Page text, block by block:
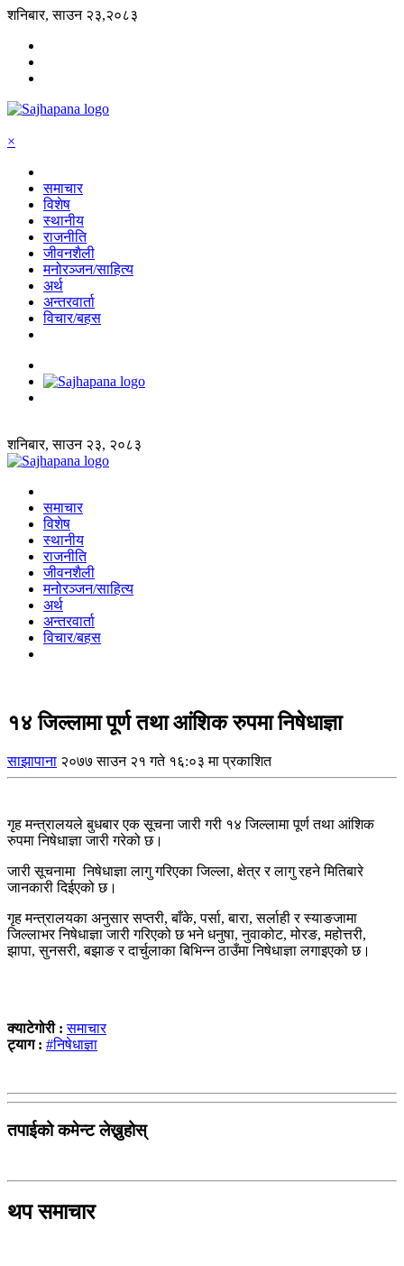
शनिबार, साउन २३,२०८३
×
समाचार
विशेष
स्थानीय
राजनीति
जीवनशैली
मनोरञ्जन/साहित्य
अर्थ
अन्तरवार्ता
विचार/बहस
शनिबार, साउन २३, २०८३
समाचार
विशेष
स्थानीय
राजनीति
जीवनशैली
मनोरञ्जन/साहित्य
अर्थ
अन्तरवार्ता
विचार/बहस
१४ जिल्लामा पूर्ण तथा आंशिक रुपमा निषेधाज्ञा
साझापाना २०७७ साउन २१ गते १६:०३ मा प्रकाशित
गृह मन्त्रालयले बुधबार एक सूचना जारी गरी १४ जिल्लामा पूर्ण तथा आंशिक
रुपमा निषेधाज्ञा जारी गरेको छ।
जारी सूचनामा निषेधाज्ञा लागु गरिएका जिल्ला, क्षेत्र र लागु रहने मितिबारे
जानकारी दिईएको छ।
गृह मन्त्रालयका अनुसार सप्तरी, बाँके, पर्सा, बारा, सर्लाही र स्याङजामा
जिल्लाभर निषेधाज्ञा जारी गरिएको छ भने धनुषा, नुवाकोट, मोरङ, महोत्तरी,
झापा, सुनसरी, बझाङ र दार्चुलाका बिभिन्न ठाउँमा निषेधाज्ञा लगाइएको छ।
क्याटेगोरी :समाचार
ट्याग : #निषेधाज्ञा
तपाईको कमेन्ट लेख्नुहोस्
थप समाचार